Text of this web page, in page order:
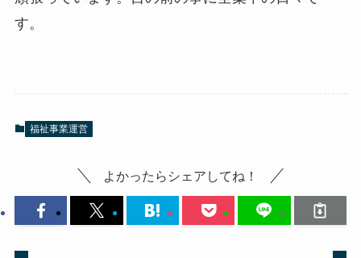
す。
福祉事業運営
よかったらシェアしてね！